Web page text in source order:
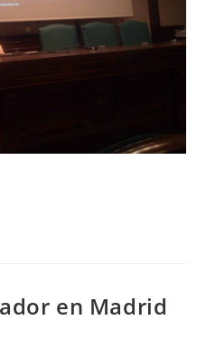
en Madrid